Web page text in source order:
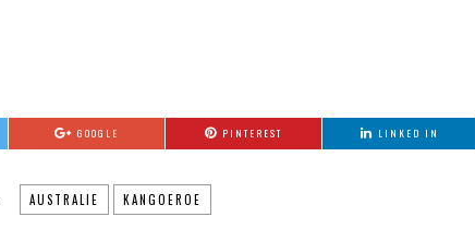
GOOGLE PINTEREST LINKED IN
AUSTRALIE KANGOEROE